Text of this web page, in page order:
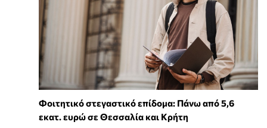
Φοιτητικό στεγαστικό επίδομα: Πάνω από 5,6
εκατ. ευρώ σε Θεσσαλία και Κρήτη